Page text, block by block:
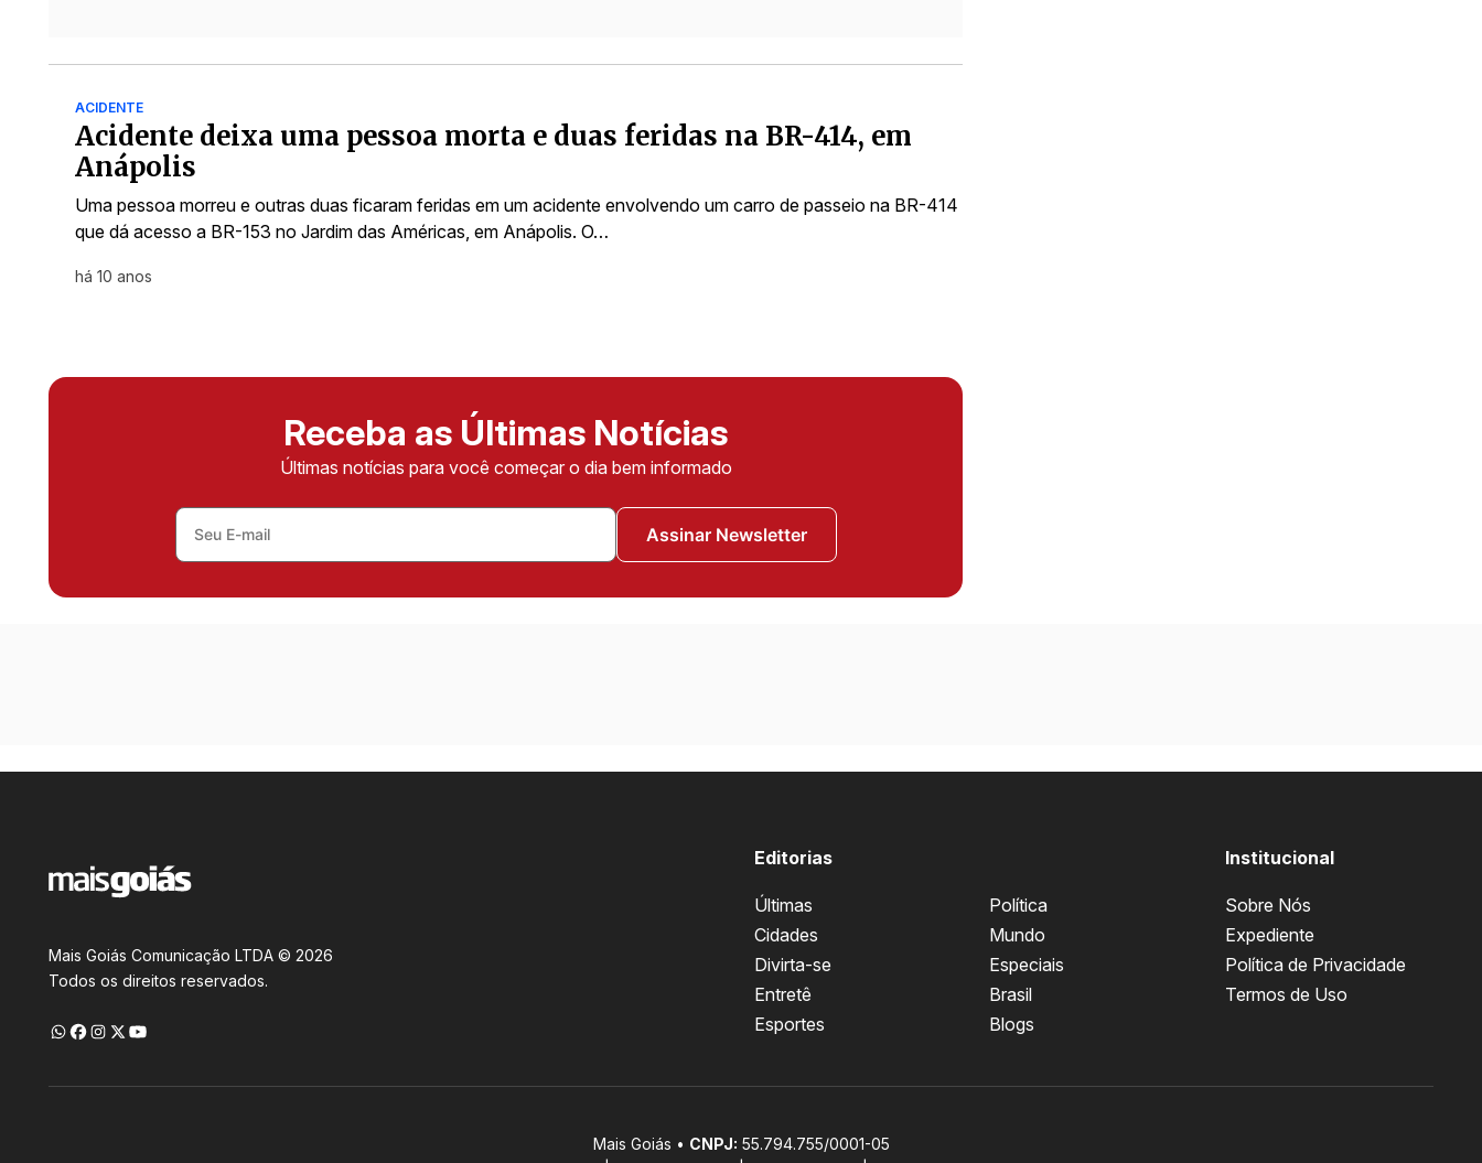
ACIDENTE
Acidente deixa uma pessoa morta e duas feridas na BR-414, em
Anápolis
Uma pessoa morreu e outras duas ficaram feridas em um acidente envolvendo um carro de passeio na BR-414
que dá acesso a BR-153 no Jardim das Américas, em Anápolis. O…
há 10 anos
Receba as Últimas Notícias
Últimas notícias para você começar o dia bem informado
Assinar Newsletter
Mais Goiás Comunicação LTDA © 2026
Todos os direitos reservados.
Editorias
Últimas
Cidades
Divirta-se
Entretê
Esportes
Política
Mundo
Especiais
Brasil
Blogs
Institucional
Sobre Nós
Expediente
Política de Privacidade
Termos de Uso
Mais Goiás • CNPJ: 55.794.755/0001-05